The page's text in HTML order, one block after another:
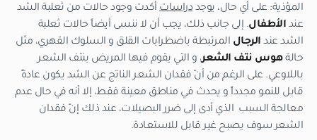
المؤذية: على أي حال، يوجد دراسات أكدت وجود حالات من ثعلبة الشد
عند الأطفال. إلى جانب ذلك، يجب أن لا ننسى أيضاً حالات ثعلبة
الشد عند الرجال المرتبطة باضطرابات القلق و السلوك القهري، مثل
حالةهوس نتف الشعر، و التي يقوم فيها المريض بنتف الشعر
باللاوعي. على الرغم من أنّ فقدان الشعر الناتج عن الشد يكون عادةً
قابل للنمو مجدداً و يحدث في مناطق معينة فقط، إلا أنه في حال عدم
معالجة السبب الذي أدى إلى ضرر البصيلات، عند ذلك إنّ فقدان
الشعر سوف يصبح غير قابل للاستعادة.